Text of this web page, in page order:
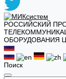
РОССИЙСКИЙ
ОБОРУДОВАНИЯ
Поиск